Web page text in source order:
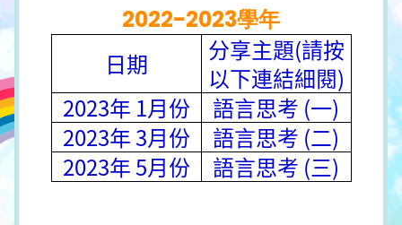
2022-2023學年
日期
分享主題(請按
以下連結細閱)
2023年 1月份
語言思考 (一)
2023年 3月份
語言思考 (二)
2023年 5月份
語言思考 (三)